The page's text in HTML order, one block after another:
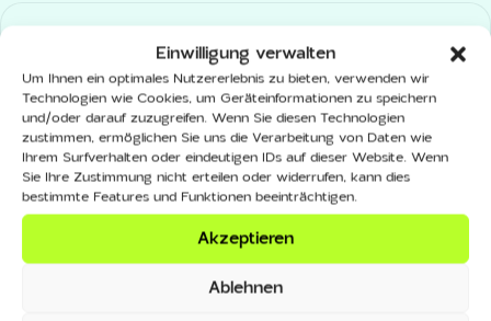
Einwilligung verwalten
Um Ihnen ein optimales Nutzererlebnis zu bieten, verwenden wir
Technologien wie Cookies, um Geräteinformationen zu speichern
und/oder darauf zuzugreifen. Wenn Sie diesen Technologien
zustimmen, ermöglichen Sie uns die Verarbeitung von Daten wie
Ihrem Surfverhalten oder eindeutigen IDs auf dieser Website. Wenn
Sie Ihre Zustimmung nicht erteilen oder widerrufen, kann dies
bestimmte Features und Funktionen beeinträchtigen.
Akzeptieren
Ablehnen
Wir setzen um, nicht nur empfehlen
Die Gewinner-Variante landet direkt im Shop, statt als
PDF in der Schublade.